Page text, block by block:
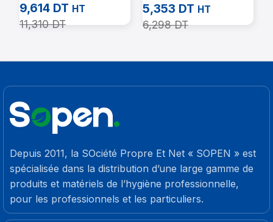
9,614 DT HT
11,310DT
30x40cm A utiliser
avec les produits
chimiques
5,353 DT HT
6,298DT
Depuis 2011, la SOciété Propre Et Net « SOPEN » est
spécialisée dans la distribution d’une large gamme de
produits et matériels de l’hygiène professionnelle,
pour les professionnels et les particuliers.